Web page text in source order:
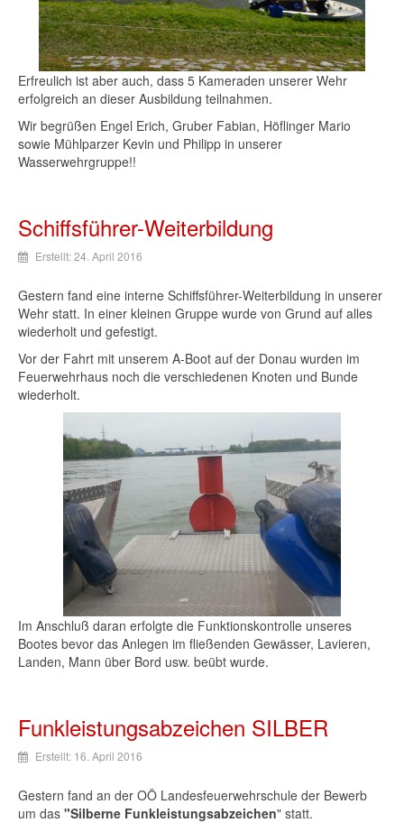
Erfreulich ist aber auch, dass 5 Kameraden unserer Wehr
erfolgreich an dieser Ausbildung teilnahmen.
Wir begrüßen Engel Erich, Gruber Fabian, Höflinger Mario
sowie Mühlparzer Kevin und Philipp in unserer
Wasserwehrgruppe!!
Schiffsführer-Weiterbildung
Erstellt: 24. April 2016
Gestern fand eine interne Schiffsführer-Weiterbildung in unserer
Wehr statt. In einer kleinen Gruppe wurde von Grund auf alles
wiederholt und gefestigt.
Vor der Fahrt mit unserem A-Boot auf der Donau wurden im
Feuerwehrhaus noch die verschiedenen Knoten und Bunde
wiederholt.
Im Anschluß daran erfolgte die Funktionskontrolle unseres
Bootes bevor das Anlegen im fließenden Gewässer, Lavieren,
Landen, Mann über Bord usw. beübt wurde.
Funkleistungsabzeichen SILBER
Erstellt: 16. April 2016
Gestern fand an der OÖ Landesfeuerwehrschule der Bewerb
um das "Silberne Funkleistungsabzeichen" statt.